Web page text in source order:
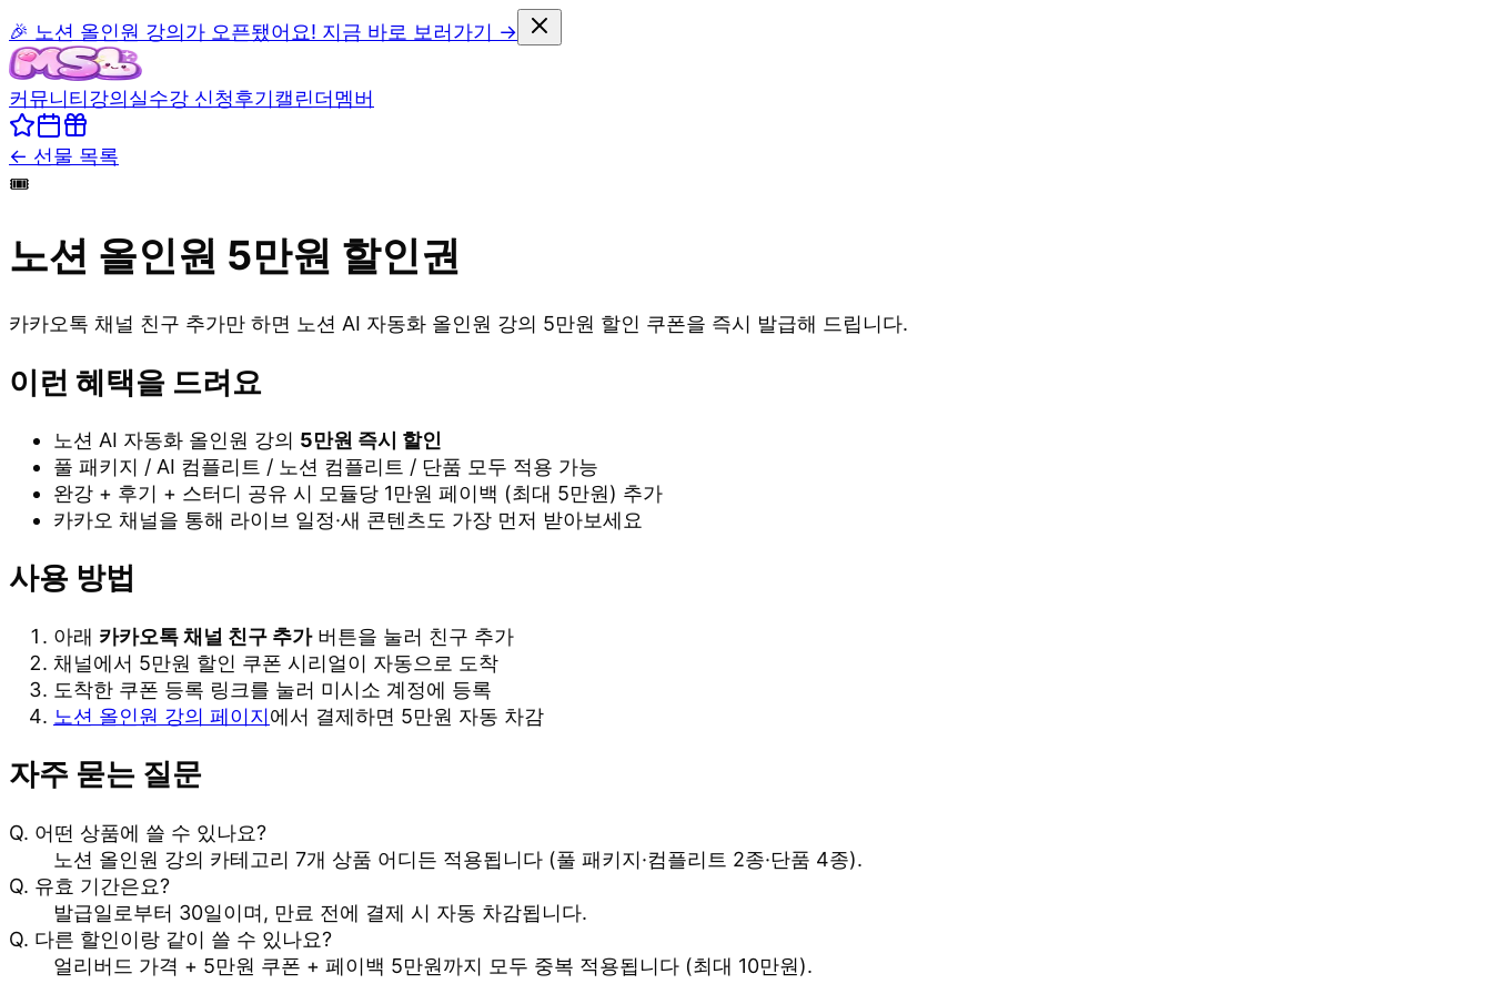
🎉 노션 올인원 강의가 오픈됐어요! 지금 바로 보러가기 →
커뮤니티강의실수강 신청후기캘린더멤버
← 선물 목록
🎟️
노션 올인원 5만원 할인권
카카오톡 채널 친구 추가만 하면 노션 AI 자동화 올인원 강의 5만원 할인 쿠폰을 즉시 발급해 드립니다.
이런 혜택을 드려요
노션 AI 자동화 올인원 강의 5만원 즉시 할인
풀 패키지 / AI 컴플리트 / 노션 컴플리트 / 단품 모두 적용 가능
완강 + 후기 + 스터디 공유 시 모듈당 1만원 페이백 (최대 5만원) 추가
카카오 채널을 통해 라이브 일정·새 콘텐츠도 가장 먼저 받아보세요
사용 방법
아래 카카오톡 채널 친구 추가버튼을 눌러 친구 추가
채널에서 5만원 할인 쿠폰 시리얼이 자동으로 도착
도착한 쿠폰 등록 링크를 눌러 미시소 계정에 등록
노션 올인원 강의 페이지에서 결제하면 5만원 자동 차감
자주 묻는 질문
Q. 어떤 상품에 쓸 수 있나요?
노션 올인원 강의 카테고리 7개 상품 어디든 적용됩니다 (풀 패키지·컴플리트 2종·단품 4종).
Q. 유효 기간은요?
발급일로부터 30일이며, 만료 전에 결제 시 자동 차감됩니다.
Q. 다른 할인이랑 같이 쓸 수 있나요?
얼리버드 가격 + 5만원 쿠폰 + 페이백 5만원까지 모두 중복 적용됩니다 (최대 10만원).